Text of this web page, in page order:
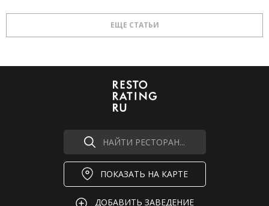
ЕЩЕ СТАТЬИ
НАЙТИ РЕСТОРАН...
ПОКАЗАТЬ НА КАРТЕ
ДОБАВИТЬ ЗАВЕДЕНИЕ